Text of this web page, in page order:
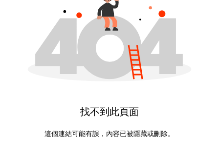
找不到此頁面
這個連結可能有誤，內容已被隱藏或刪除。